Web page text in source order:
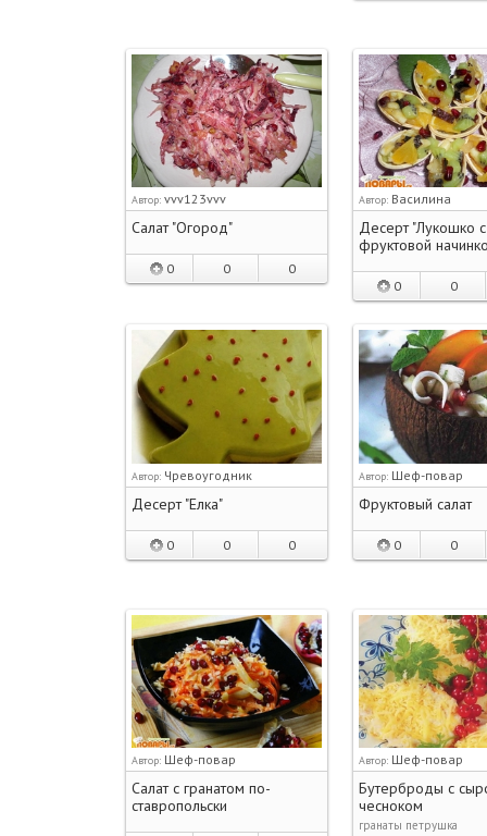
Автор: vvv123vvv
Салат "Огород"
0 0 0
Автор: Василина
Десерт "Лукошко с
фруктовой
0 0
Автор: Чревоугодник
Десерт "Елка"
0 0 0
Автор: Шеф-повар
Фруктовый салат
0 0
Автор: Шеф-повар
Салат с гранатом по-
ставропольски
Автор: Шеф-повар
Бутерброды с
чесноком
гранаты петрушка